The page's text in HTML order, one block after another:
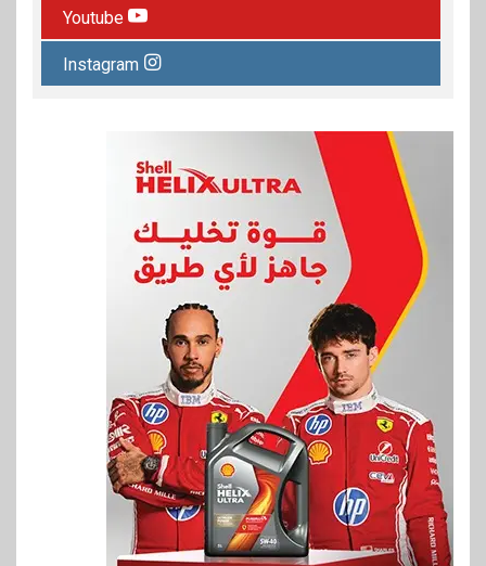
Youtube
Instagram